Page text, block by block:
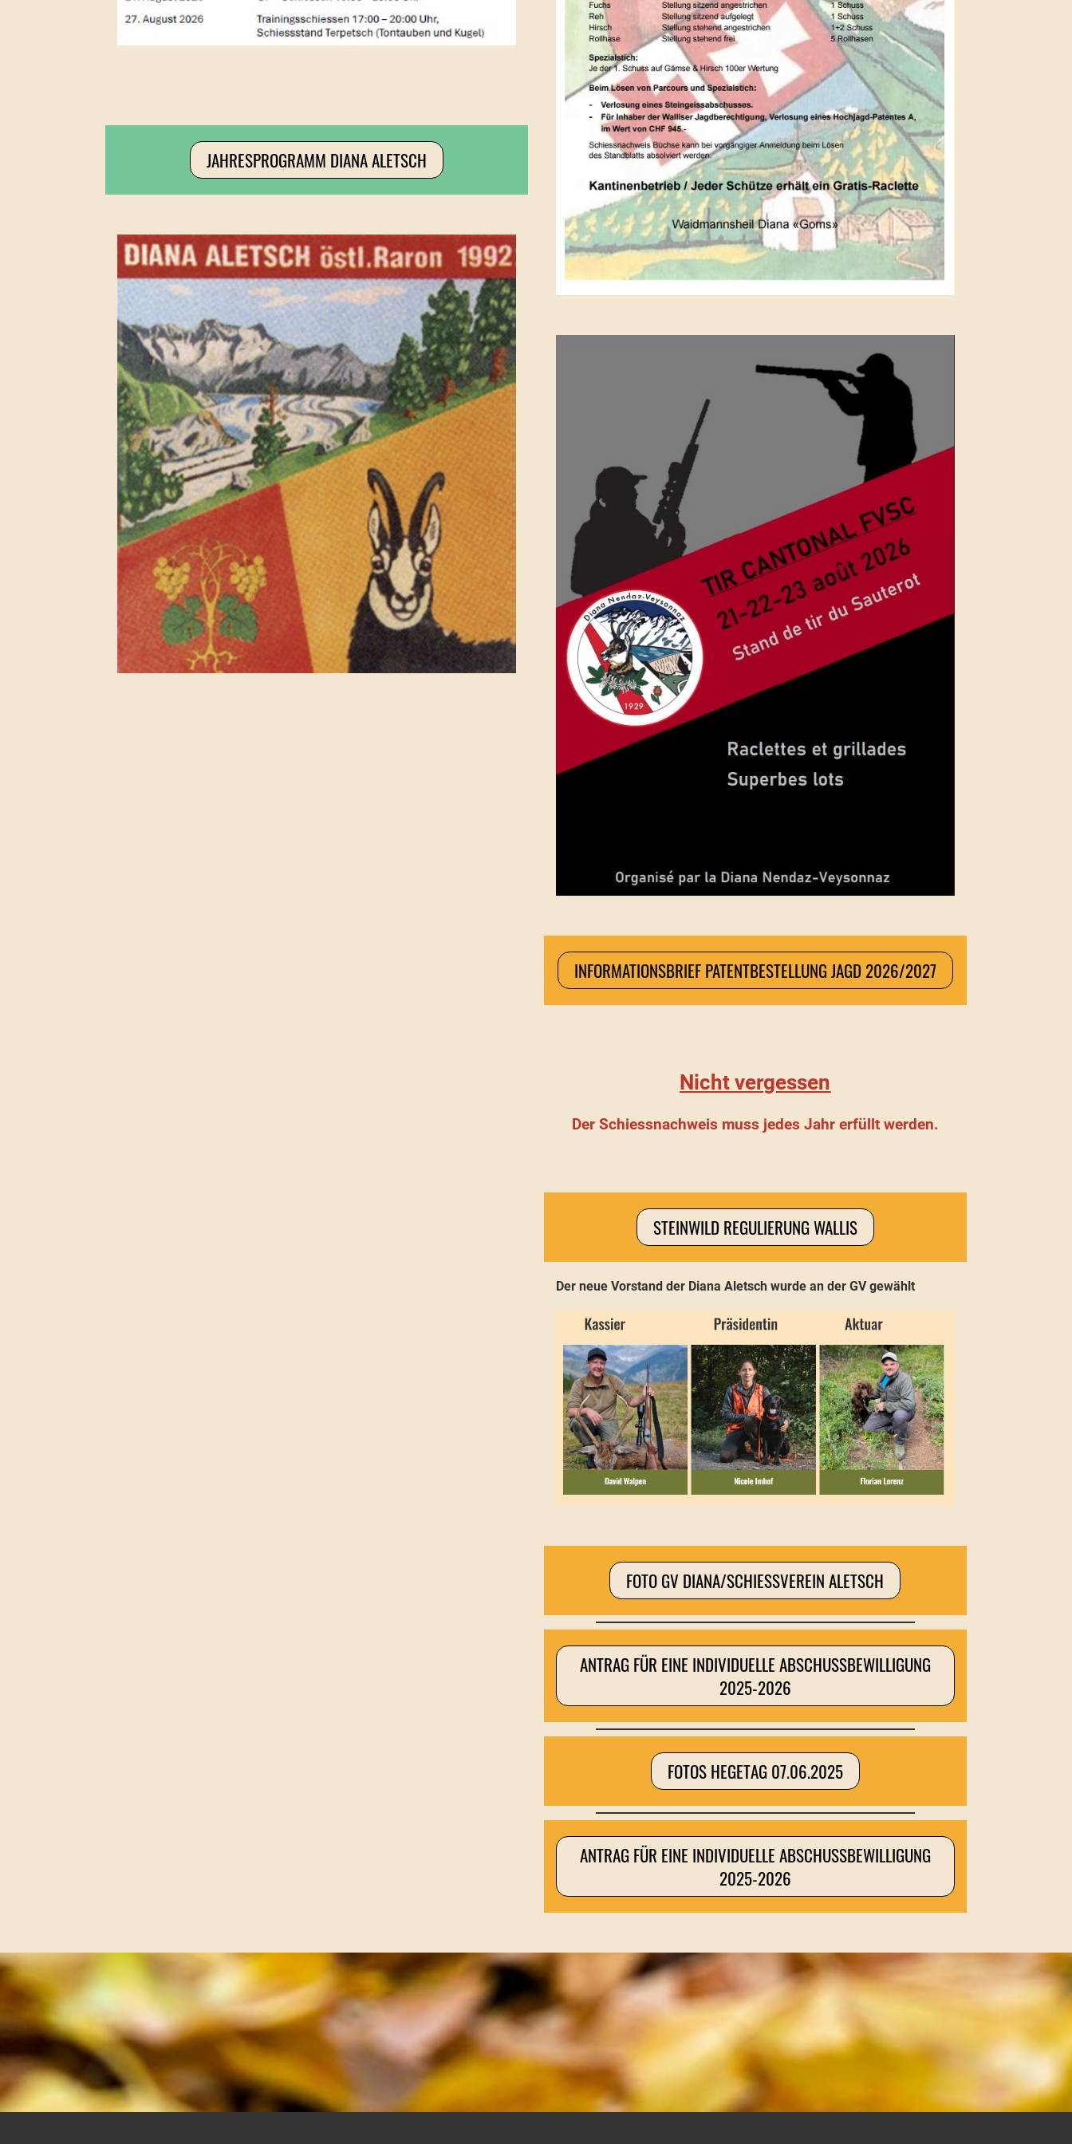
JAHRESPROGRAMM DIANA ALETSCH
INFORMATIONSBRIEF PATENTBESTELLUNG JAGD 2026/2027
Nicht vergessen
Der Schiessnachweis muss jedes Jahr erfüllt werden.
STEINWILD REGULIERUNG WALLIS
Der neue Vorstand der Diana Aletsch wurde an der GV gewählt
FOTO GV DIANA/SCHIESSVEREIN ALETSCH
ANTRAG FÜR EINE INDIVIDUELLE ABSCHUSSBEWILLIGUNG
2025-2026
FOTOS HEGETAG 07.06.2025
ANTRAG FÜR EINE INDIVIDUELLE ABSCHUSSBEWILLIGUNG
2025-2026